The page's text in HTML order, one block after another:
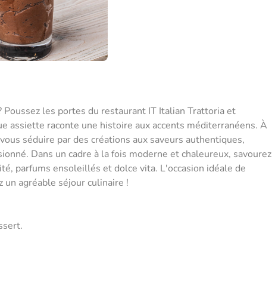
Poussez les portes du restaurant IT Italian Trattoria et
assiette raconte une histoire aux accents méditerranéens. À
séduire par des créations aux saveurs authentiques,
Dans un cadre à la fois moderne et chaleureux, savourez
parfums ensoleillés et dolce vita. L'occasion idéale de
agréable séjour culinaire !